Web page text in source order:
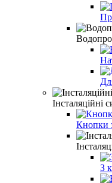
Інсталяційні
Кнопки
З